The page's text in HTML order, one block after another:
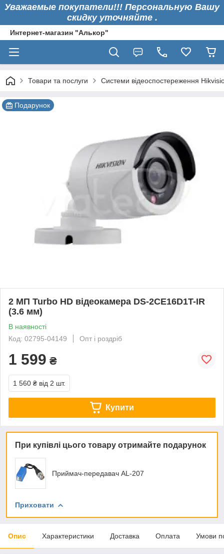
Уважаемые покупатели!!! Персональную Вашу
скидку уточняйте .
Интернет-магазин "Алькор"
Товари та послуги Системи відеоспостереження
Подарунок
2 МП Turbo HD відеокамера DS-2CE16D1T-IR
(3.6 мм)
В наявності
Код: 02795-04149
Опт і роздріб
1 599 ₴
1 560 ₴ від 2 шт.
Купити
При купівлі цього товару отримайте подарунок
Приймач-передавач AL-207
Приховати
Опис Характеристики Доставка Оплата Умови